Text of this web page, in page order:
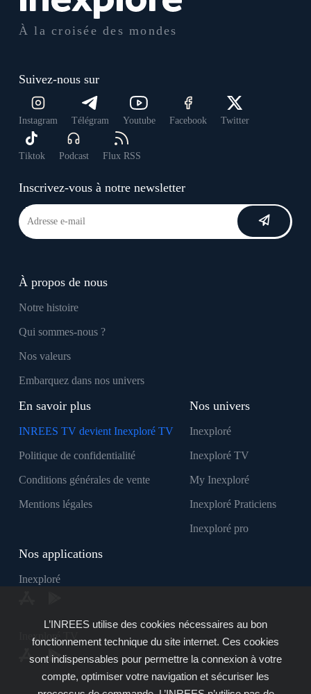
À la croisée des mondes
Suivez-nous sur
Instagram Télégram Youtube Facebook Twitter
Tiktok Podcast Flux RSS
Inscrivez-vous à notre newsletter
À propos de nous
Notre histoire
Qui sommes-nous ?
Nos valeurs
Embarquez dans nos univers
En savoir plus
INREES TV devient Inexploré TV
Politique de confidentialité
Conditions générales de vente
Mentions légales
Nos univers
Inexploré
Inexploré TV
My Inexploré
Inexploré Praticiens
Inexploré pro
Nos applications
Inexploré
Inexploré TV
L’INREES utilise des cookies nécessaires au bon
fonctionnement technique du site internet. Ces cookies
sont indispensables pour permettre la connexion à votre
compte, optimiser votre navigation et sécuriser les